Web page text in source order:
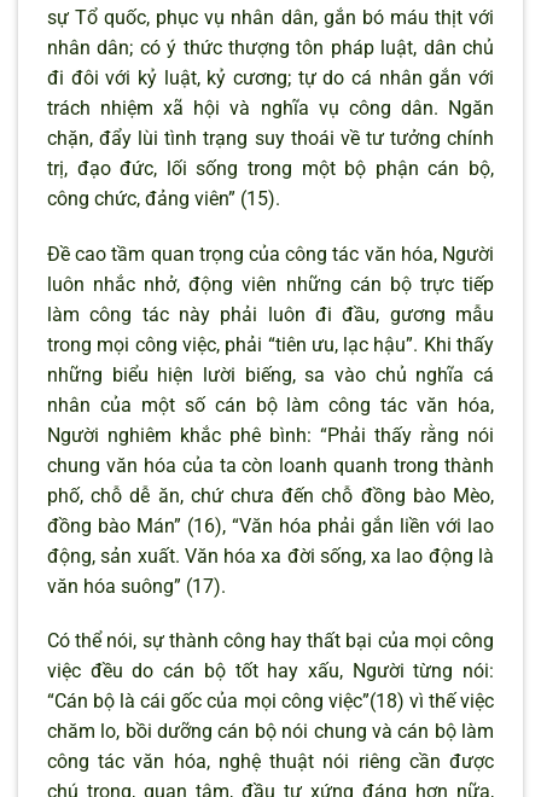
sự Tổ quốc, phục vụ nhân dân, gắn bó máu thịt với
nhân dân; có ý thức thượng tôn pháp luật, dân chủ
đi đôi với kỷ luật, kỷ cương; tự do cá nhân gắn với
trách nhiệm xã hội và nghĩa vụ công dân. Ngăn
chặn, đẩy lùi tình trạng suy thoái về tư tưởng chính
trị, đạo đức, lối sống trong một bộ phận cán bộ,
công chức, đảng viên” (15).
Đề cao tầm quan trọng của công tác văn hóa, Người
luôn nhắc nhở, động viên những cán bộ trực tiếp
làm công tác này phải luôn đi đầu, gương mẫu
trong mọi công việc, phải “tiên ưu, lạc hậu”. Khi thấy
những biểu hiện lười biếng, sa vào chủ nghĩa cá
nhân của một số cán bộ làm công tác văn hóa,
Người nghiêm khắc phê bình: “Phải thấy rằng nói
chung văn hóa của ta còn loanh quanh trong thành
phố, chỗ dễ ăn, chứ chưa đến chỗ đồng bào Mèo,
đồng bào Mán” (16), “Văn hóa phải gắn liền với lao
động, sản xuất. Văn hóa xa đời sống, xa lao động là
văn hóa suông” (17).
Có thể nói, sự thành công hay thất bại của mọi công
việc đều do cán bộ tốt hay xấu, Người từng nói:
“Cán bộ là cái gốc của mọi công việc”(18) vì thế việc
chăm lo, bồi dưỡng cán bộ nói chung và cán bộ làm
công tác văn hóa, nghệ thuật nói riêng cần được
chú trọng, quan tâm, đầu tư xứng đáng hơn nữa,